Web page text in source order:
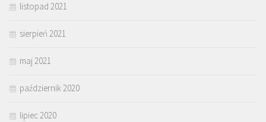
listopad 2021
sierpień 2021
maj 2021
październik 2020
lipiec 2020